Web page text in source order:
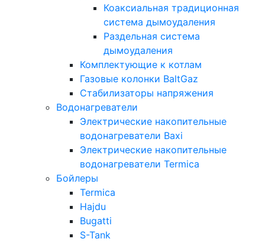
Коаксиальная традиционная
система дымоудаления
Раздельная система
дымоудаления
Комплектующие к котлам
Газовые колонки BaltGaz
Стабилизаторы напряжения
Водонагреватели
Электрические накопительные
водонагреватели Baxi
Электрические накопительные
водонагреватели Termica
Бойлеры
Termica
Hajdu
Bugatti
S-Tank